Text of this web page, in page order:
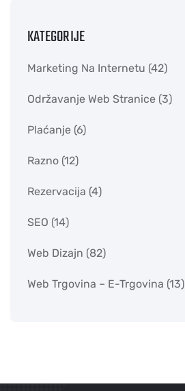
KATEGORIJE
Marketing Na Internetu (42)
Održavanje Web Stranice (3)
Plaćanje (6)
Razno (12)
Rezervacija (4)
SEO (14)
Web Dizajn (82)
Web Trgovina – E-Trgovina (13)